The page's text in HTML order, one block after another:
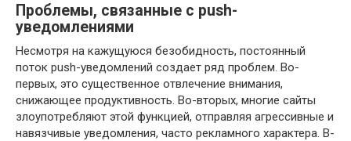
Проблемы, связанные с push-
уведомлениями
Несмотря на кажущуюся безобидность, постоянный
поток push-уведомлений создает ряд проблем. Во-
первых, это существенное отвлечение внимания,
снижающее продуктивность. Во-вторых, многие сайты
злоупотребляют этой функцией, отправляя агрессивные и
навязчивые уведомления, часто рекламного характера. В-